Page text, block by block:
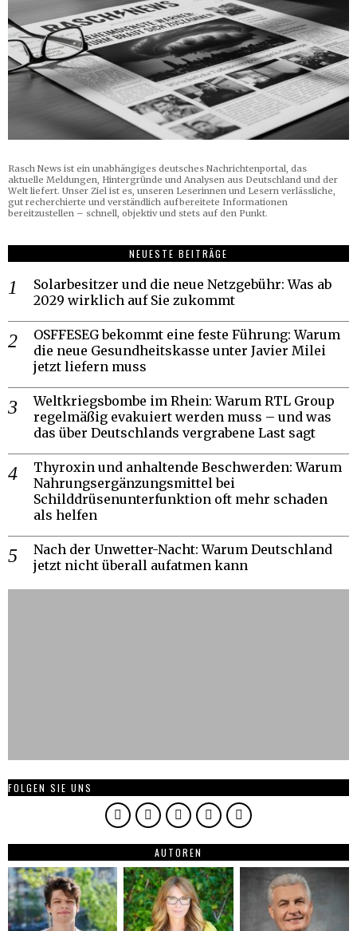
Rasch News ist ein unabhängiges deutsches Nachrichtenportal, das
aktuelle Meldungen, Hintergründe und Analysen aus Deutschland und der
Welt liefert. Unser Ziel ist es, unseren Leserinnen und Lesern verlässliche,
gut recherchierte und verständlich aufbereitete Informationen
bereitzustellen – schnell, objektiv und stets auf den Punkt.
NEUESTE BEITRÄGE
Solarbesitzer und die neue Netzgebühr: Was ab
2029 wirklich auf Sie zukommt
OSFFESEG bekommt eine feste Führung: Warum
die neue Gesundheitskasse unter Javier Milei
jetzt liefern muss
Weltkriegsbombe im Rhein: Warum RTL Group
regelmäßig evakuiert werden muss – und was
das über Deutschlands vergrabene Last sagt
Thyroxin und anhaltende Beschwerden: Warum
Nahrungsergänzungsmittel bei
Schilddrüsenunterfunktion oft mehr schaden
als helfen
Nach der Unwetter-Nacht: Warum Deutschland
jetzt nicht überall aufatmen kann
FOLGEN SIE UNS
AUTOREN